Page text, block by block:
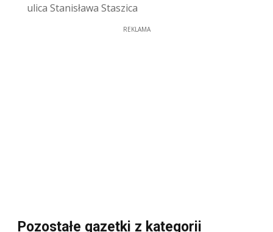
ulica Stanisława Staszica
REKLAMA
Pozostałe gazetki z kategorii